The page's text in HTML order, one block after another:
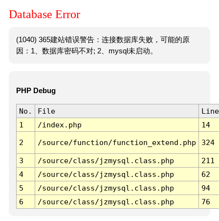
Database Error
(1040) 365建站错误警告：连接数据库失败，可能的原
因：1、数据库密码不对; 2、mysql未启动。
PHP Debug
No. File
Line
1
/index.php 14
2 /source/function/function_extend.php 324
3 /source/class/jzmysql.class.php
211
4
/source/class/jzmysql.class.php
62
5
/source/class/jzmysql.class.php
94
6
/source/class/jzmysql.class.php 76